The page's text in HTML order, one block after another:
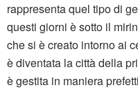
rappresenta quel tipo di
questi giorni è sotto il
che si è creato intorno ai
è diventata la città della
è gestita in maniera